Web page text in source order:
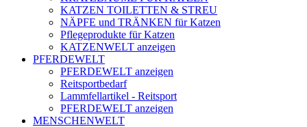
KATZEN TOILETTEN & STREU
NÄPFE und TRÄNKEN für Katzen
Pflegeprodukte für Katzen
KATZENWELT anzeigen
PFERDEWELT
PFERDEWELT anzeigen
Reitsportbedarf
Lammfellartikel - Reitsport
PFERDEWELT anzeigen
MENSCHENWELT